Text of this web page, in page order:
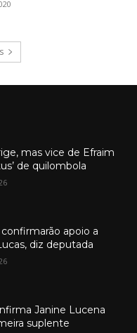
mas vice de Efraim
de quilombola
apoio a
diz deputada
Janine Lucena
suplente